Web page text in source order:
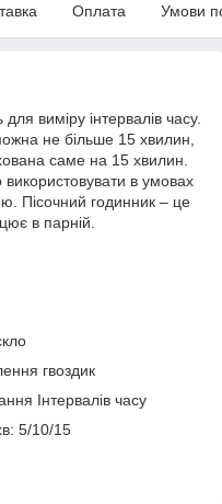
Оплата Умови
виміру інтервалів часу.
не більше 15 хвилин,
саме на 15 хвилин.
в умовах
Пісочний годинник – це
в парній.
гвоздик
Інтервалів часу
5/10/15